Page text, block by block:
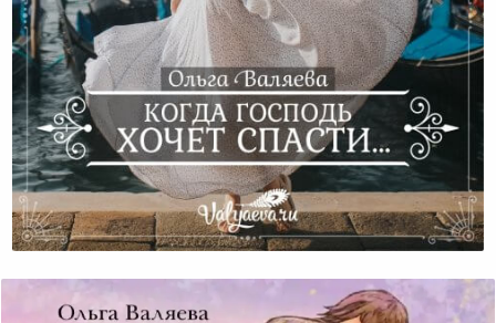
Когда Господь Хочет Спасти…